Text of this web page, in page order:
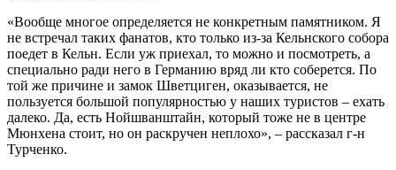
«Вообще многое определяется не конкретным памятником. Я
не встречал таких фанатов, кто только из-за Кельнского собора
поедет в Кельн. Если уж приехал, то можно и посмотреть, а
специально ради него в Германию вряд ли кто соберется. По
той же причине и замок Шветциген, оказывается, не
пользуется большой популярностью у наших туристов – ехать
далеко. Да, есть Нойшванштайн, который тоже не в центре
Мюнхена стоит, но он раскручен неплохо», – рассказал г-н
Турченко.